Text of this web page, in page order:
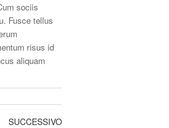
sociis
Fusce tellus
risus id
aliquam
SUCCESSIVO